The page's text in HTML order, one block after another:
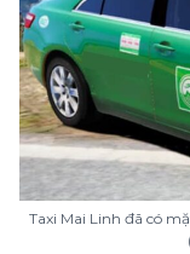
Taxi Mai Linh đã có